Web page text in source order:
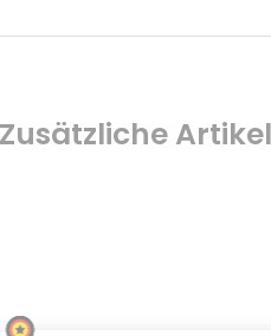
Zusätzliche Artikel